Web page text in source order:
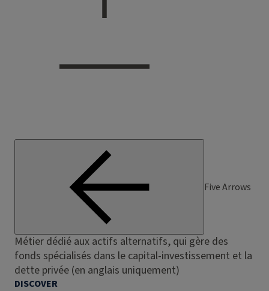
Five Arrows
Métier dédié aux actifs alternatifs, qui gère des
fonds spécialisés dans le capital-investissement et la
dette privée (en anglais uniquement)
DISCOVER